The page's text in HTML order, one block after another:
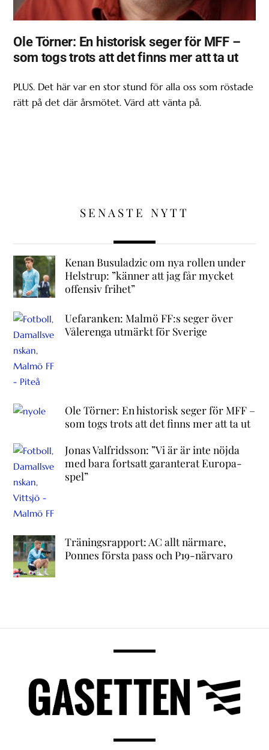
Ole Törner: En historisk seger för MFF –
som togs trots att det finns mer att ta ut
PLUS. Det här var en stor stund för alla oss som röstade
rätt på det där årsmötet. Värd att vänta på.
SENASTE NYTT
Kenan Busuladzic om nya rollen under
Helstrup: ”känner att jag får mycket
offensiv frihet”
Uefaranken: Malmö FF:s seger över
Vålerenga utmärkt för Sverige
Ole Törner: En historisk seger för MFF –
som togs trots att det finns mer att ta ut
Jonas Valfridsson: ”Vi är är inte nöjda
med bara fortsatt garanterat Europa-
spel”
Träningsrapport: AC allt närmare,
Ponnes första pass och P19-närvaro